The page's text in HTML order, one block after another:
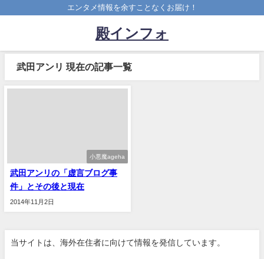
エンタメ情報を余すことなくお届け！
殿インフォ
武田アンリ 現在の記事一覧
小悪魔ageha
武田アンリの「虚言ブログ事
件」とその後と現在
2014年11月2日
当サイトは、海外在住者に向けて情報を発信しています。